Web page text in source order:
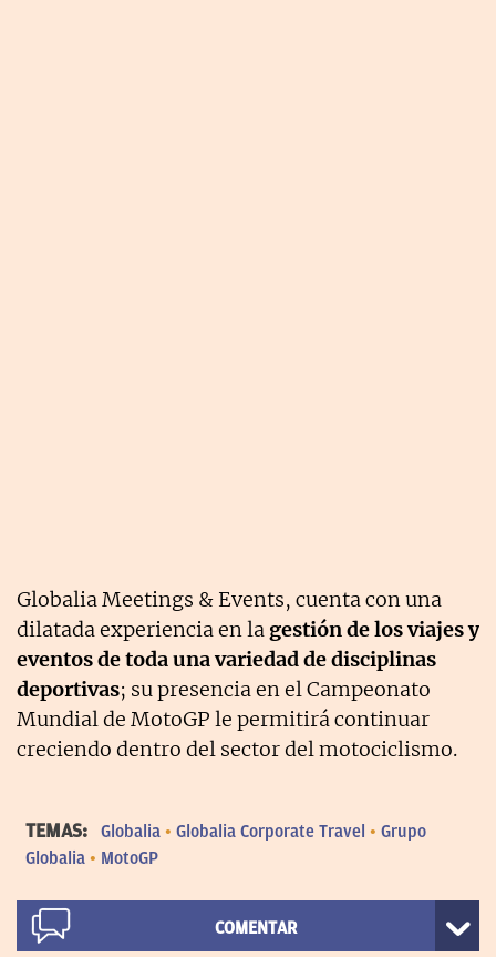
Globalia Meetings & Events, cuenta con una
dilatada experiencia en la gestión de los viajes y
eventos de toda una variedad de disciplinas
deportivas; su presencia en el Campeonato
Mundial de MotoGP le permitirá continuar
creciendo dentro del sector del motociclismo.
TEMAS: Globalia Globalia Corporate Travel
Grupo
Globalia
MotoGP
COMENTAR